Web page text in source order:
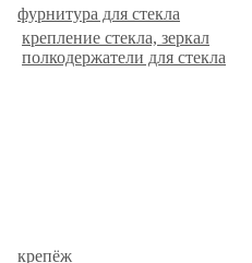
фурнитура для стекла
крепление стекла, зеркал
полкодержатели для стекла
крепёж